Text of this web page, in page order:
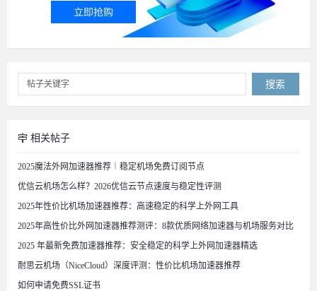
搜索
相关帖子
2025魔法外网加速器推荐︱稳定机场免费订阅节点
优信云机场怎么样？2026优信云节点速度与稳定性评测
2025年性价比机场加速器推荐：高速稳定的科学上外网工具
2025年高性价比外网加速器推荐测评：8款优质网络加速器与机场服务对比
2025 年最新免费加速器推荐：安全稳定的科学上外网加速器精选
耐思云机场（NiceCloud）深度评测：性价比机场加速器推荐
如何申请免费SSL证书